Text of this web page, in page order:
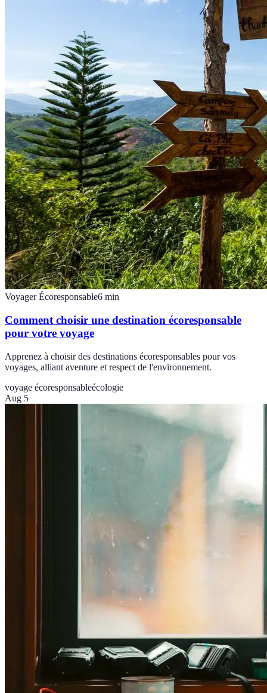
Voyager Écoresponsable6 min
Comment choisir une destination écoresponsable
pour votre voyage
Apprenez à choisir des destinations écoresponsables pour vos
voyages, alliant aventure et respect de l'environnement.
voyage écoresponsableécologie
Aug 5